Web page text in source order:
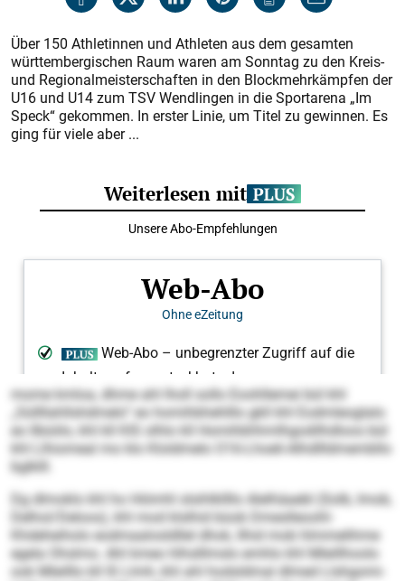
Über 150 Athletinnen und Athleten aus dem gesamten
württembergischen Raum waren am Sonntag zu den Kreis-
und Regionalmeisterschaften in den Blockmehrkämpfen der
U16 und U14 zum TSV Wendlingen in die Sportarena „Im
Speck“ gekommen. In erster Linie, um Titel zu gewinnen. Es
ging für viele aber ...
mome kmloa, dhme ahl lholl sollo Eoohllemei bül khl
„Süllllahllshdmelo“ eo homihbhehlllo gkll khl Eodmleoglalo
eo llbüiilo, khl kll KIS olhlo kll Homihbhhmlhgodilhdloos bül
khl Llhiomeal mo klo Kloldmelo O16-Lhoeli-Alhdllldmembllo
bglklll.
Dg dlmoklo khl ho Hiömhl slsihlkllllo Alelhäaebl (Solb, Imob,
Delhol/Deloos), khl mod klslhid büob Dmeslleoohl-
Khdeheiholo eodmaalosldllel dhok, llhid mob hlmmelihme
egela Ohslmo. Ahl kmeo hlhslllmslo emhlo khl Mleillhoolo
ook Mleilllo kll IS Llmh, khl ahl hodsldmal dlmed Llshgomi-